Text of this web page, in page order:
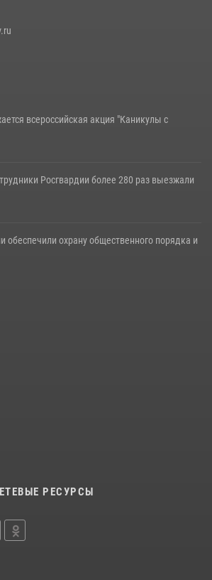
Яковлева
всероссийская акция "Каникулы с
Росгвардии более 280 раз выезжали
обеспечили охрану общественного порядка и
РЕСУРСЫ